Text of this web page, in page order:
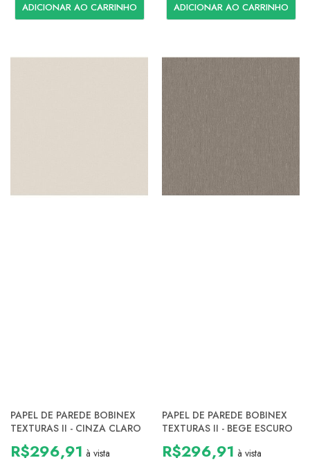
ADICIONAR AO CARRINHO ADICIONAR AO CARRINHO
PAPEL DE PAREDE BOBINEX
TEXTURAS II - CINZA CLARO
R$296,91 à vista
PAPEL DE PAREDE BOBINEX
TEXTURAS II - BEGE ESCURO
R$296,91 à vista